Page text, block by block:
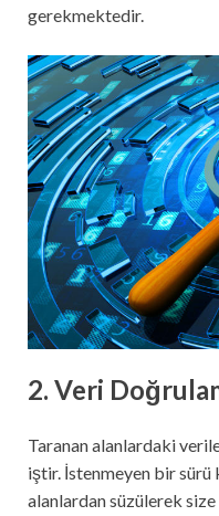
gerekmektedir.
2. Veri
Taranan alanlardaki
iştir. İstenmeyen bir sürü
alanlardan süzülerek